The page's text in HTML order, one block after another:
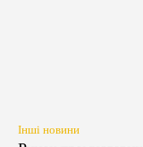
Інші новини